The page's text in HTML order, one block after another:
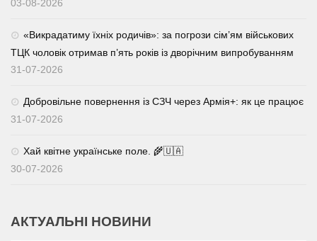
03-08-2026
«Викрадатиму їхніх родичів»: за погрози сім’ям військових
ТЦК чоловік отримав п’ять років із дворічним випробуванням
31-07-2026
Добровільне повернення із СЗЧ через Армія+: як це працює
31-07-2026
Хай квітне українське поле. 🌾🇺🇦
30-07-2026
АКТУАЛЬНІ НОВИНИ